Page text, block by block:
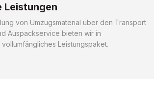
Leistungen
von Umzugsmaterial über den Transport
Auspackservice bieten wir in
Leistungspaket.